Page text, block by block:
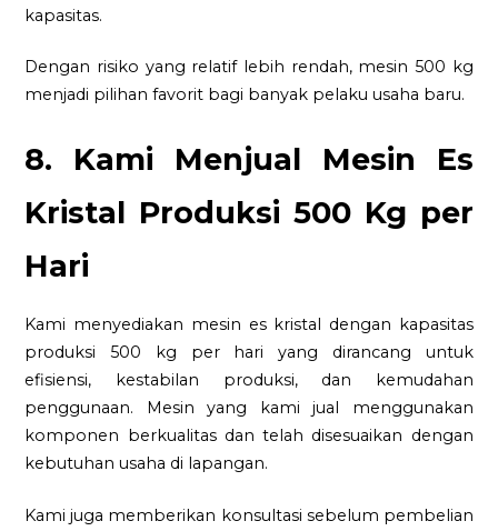
kapasitas.
Dengan risiko yang relatif lebih rendah, mesin 500 kg
menjadi pilihan favorit bagi banyak pelaku usaha baru.
8. Kami Menjual Mesin Es
Kristal Produksi 500 Kg per
Hari
Kami menyediakan mesin es kristal dengan kapasitas
produksi 500 kg per hari yang dirancang untuk
efisiensi, kestabilan produksi, dan kemudahan
penggunaan. Mesin yang kami jual menggunakan
komponen berkualitas dan telah disesuaikan dengan
kebutuhan usaha di lapangan.
Kami juga memberikan konsultasi sebelum pembelian